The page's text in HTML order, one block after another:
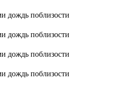
дождь поблизости
дождь поблизости
дождь поблизости
дождь поблизости